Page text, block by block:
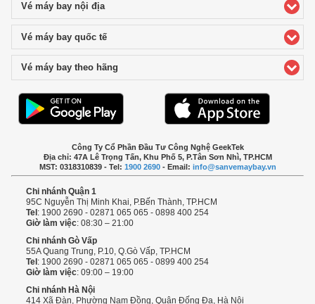
Vé máy bay nội địaclick to expand contents
Vé máy bay quốc tếclick to expand contents
Vé máy bay theo hãng
Công Ty Cổ Phần Đầu Tư Công Nghệ GeekTek
Địa chỉ: 47A Lê Trọng Tấn, Khu Phố 5, P.Tân Sơn Nhì, TP.HCM
MST: 0318310839 - Tel: 1900 2690- Email: info@sanvemaybay.vn
Chi nhánh Quận 1
95C Nguyễn Thị Minh Khai, P.Bến Thành, TP.HCM
Tel : 1900 2690 - 02871 065 065 - 0898 400 254
Giờ làm việc: 08:30 – 21:00
Chi nhánh Gò Vấp
55A Quang Trung, P.10, Q.Gò Vấp, TP.HCM
Tel : 1900 2690 - 02871 065 065 - 0899 400 254
Giờ làm việc: 09:00 – 19:00
Chi nhánh Hà Nội
414 Xã Đàn, Phường Nam Đồng, Quận Đống Đa, Hà Nội